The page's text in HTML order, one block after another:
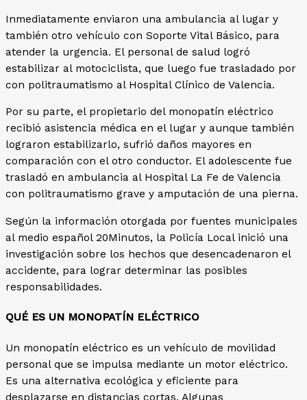
Inmediatamente enviaron una ambulancia al lugar y
también otro vehículo con Soporte Vital Básico, para
atender la urgencia. El personal de salud logró
estabilizar al motociclista, que luego fue trasladado por
con politraumatismo al Hospital Clínico de Valencia.
Por su parte, el propietario del monopatín eléctrico
recibió asistencia médica en el lugar y aunque también
lograron estabilizarlo, sufrió daños mayores en
comparación con el otro conductor. El adolescente fue
trasladó en ambulancia al Hospital La Fe de Valencia
con politraumatismo grave y amputación de una pierna.
Según la información otorgada por fuentes municipales
al medio español 20Minutos, la Policía Local inició una
investigación sobre los hechos que desencadenaron el
accidente, para lograr determinar las posibles
responsabilidades.
QUÉ ES UN MONOPATÍN ELÉCTRICO
Un monopatín eléctrico es un vehículo de movilidad
personal que se impulsa mediante un motor eléctrico.
Es una alternativa ecológica y eficiente para
desplazarse en distancias cortas. Algunas